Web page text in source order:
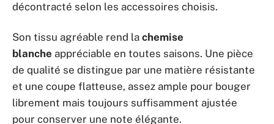
décontracté selon les accessoires choisis.
Son tissu agréable rend la chemise
blanche appréciable en toutes saisons. Une pièce
de qualité se distingue par une matière résistante
et une coupe flatteuse, assez ample pour bouger
librement mais toujours suffisamment ajustée
pour conserver une note élégante.